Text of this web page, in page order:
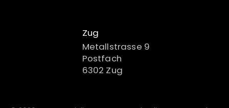
Zug
Metallstrasse 9
Postfach
6302 Zug